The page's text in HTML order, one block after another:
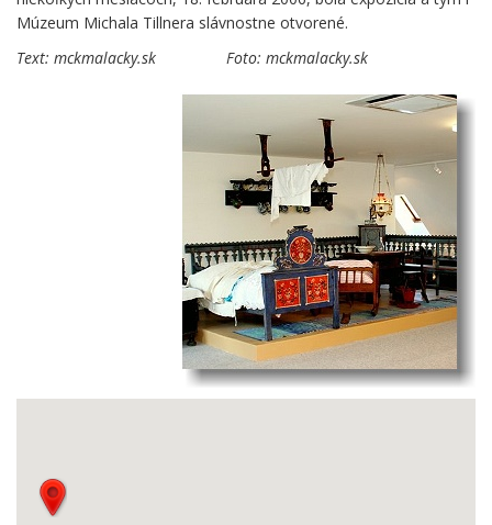
Múzeum Michala Tillnera slávnostne otvorené.
Text: mckmalacky.sk Foto: mckmalacky.sk